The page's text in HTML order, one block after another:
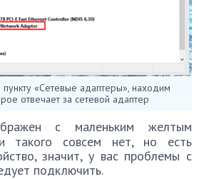
«Сетевые адаптеры», находим
отвечает за сетевой адаптер
с маленьким желтым
такого совсем нет, но есть
значит, у вас проблемы с
подключить.